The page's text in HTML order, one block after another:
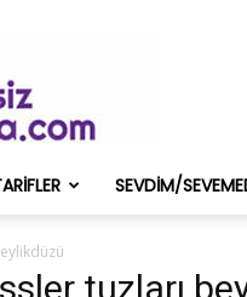
Sağlık
SEVDIM/
tuzları